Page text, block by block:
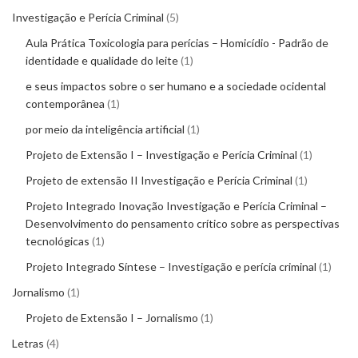
Investigação e Perícia Criminal 5
Aula Prática Toxicologia para perícias – Homicídio - Padrão de
identidade e qualidade do leite 1
e seus impactos sobre o ser humano e a sociedade ocidental
contemporânea 1
por meio da inteligência artificial 1
Projeto de Extensão I – Investigação e Perícia Criminal 1
Projeto de extensão II Investigação e Perícia Criminal 1
Projeto Integrado Inovação Investigação e Perícia Criminal –
Desenvolvimento do pensamento crítico sobre as perspectivas
tecnológicas 1
Projeto Integrado Síntese – Investigação e perícia criminal 1
Jornalismo 1
Projeto de Extensão I – Jornalismo 1
Letras 4